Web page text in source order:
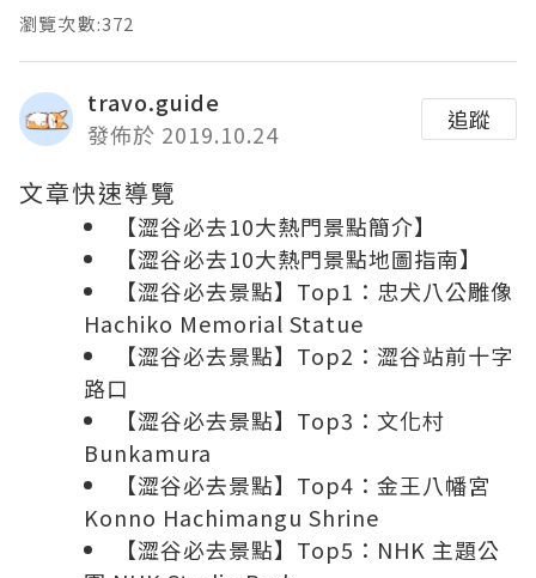
瀏覽次數:372
travo.guide
發佈於 2019.10.24
追蹤
文章快速導覽
【澀谷必去10大熱門景點簡介】
【澀谷必去10大熱門景點地圖指南】
【澀谷必去景點】Top1：忠犬八公雕像
Hachiko Memorial Statue
【澀谷必去景點】Top2：澀谷站前十字
路口
【澀谷必去景點】Top3：文化村
Bunkamura
【澀谷必去景點】Top4：金王八幡宮
Konno Hachimangu Shrine
【澀谷必去景點】Top5：NHK 主題公